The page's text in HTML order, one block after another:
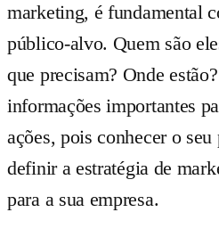
marketing, é fundamental
público-alvo. Quem são
que precisam? Onde
informações importantes
ações, pois conhecer o
definir a estratégia de
para a sua empresa.